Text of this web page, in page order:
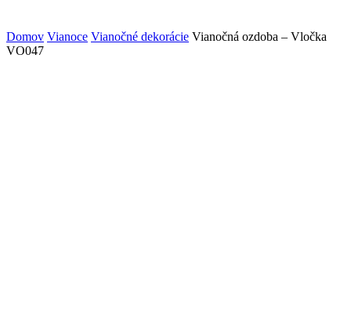
Domov Vianoce Vianočné dekorácie Vianočná ozdoba – Vločka
VO047